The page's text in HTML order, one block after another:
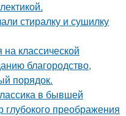
стиралку и сушилку
классической
благородство,
порядок.
в бывшей
глубокого преображения